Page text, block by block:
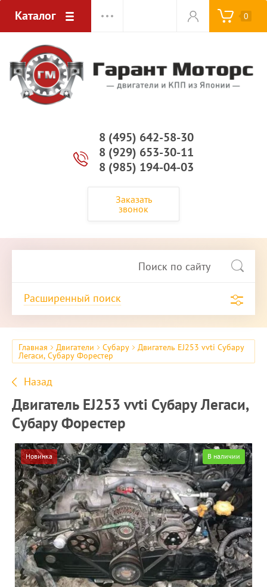
Каталог 0
8 (495) 642-58-30
8 (929) 653-30-11
8 (985) 194-04-03
Заказать
звонок
Расширенный поиск
Главная Двигатели Субару Двигатель ЕJ253 vvti Субару
Легаси, Субару Форестер
Назад
Двигатель ЕJ253 vvti Субару Легаси,
Субару Форестер
Новинка В наличии